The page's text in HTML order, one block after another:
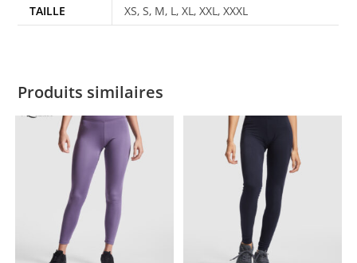
TAILLE
XS, S, M, L, XL, XXL, XXXL
Produits similaires